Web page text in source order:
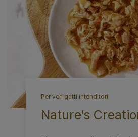
Per veri gatti intenditori
Nature’s